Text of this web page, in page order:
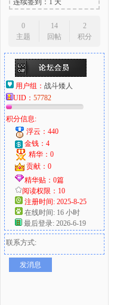
连续签到：1 天
0
主题
14
回帖
2
积分
用户组： 战斗矮人
UID： 57782
积分信息:
浮云：440
金钱：4
精华：0
贡献：0
精华贴：0篇
阅读权限：10
注册时间: 2025-8-25
在线时间: 16 小时
最后登录: 2026-6-19
联系方式:
发消息